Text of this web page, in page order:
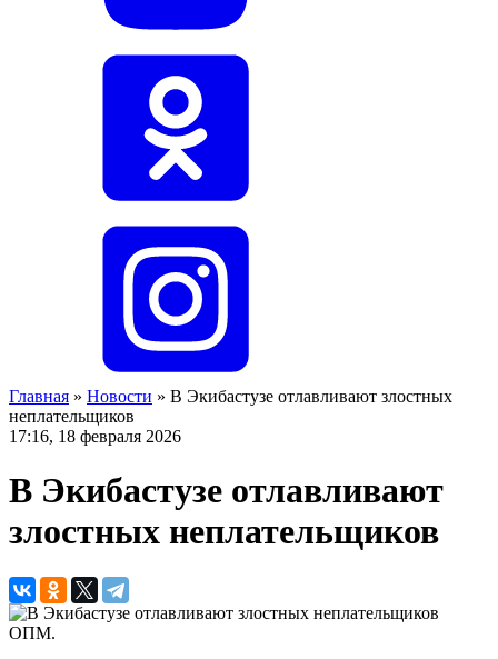
Главная » Новости » В Экибастузе отлавливают злостных
неплательщиков
17:16, 18 февраля 2026
В Экибастузе отлавливают
злостных неплательщиков
ОПМ.